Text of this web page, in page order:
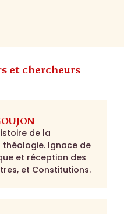
et chercheurs
de la
Ignace de
et réception des
et Constitutions.